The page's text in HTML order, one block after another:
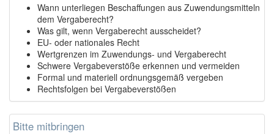
Wann unterliegen Beschaffungen aus Zuwendungsmitteln
dem Vergaberecht?
Was gilt, wenn Vergaberecht ausscheidet?
EU- oder nationales Recht
Wertgrenzen im Zuwendungs- und Vergaberecht
Schwere Vergabeverstöße erkennen und vermeiden
Formal und materiell ordnungsgemäß vergeben
Rechtsfolgen bei Vergabeverstößen
Bitte mitbringen